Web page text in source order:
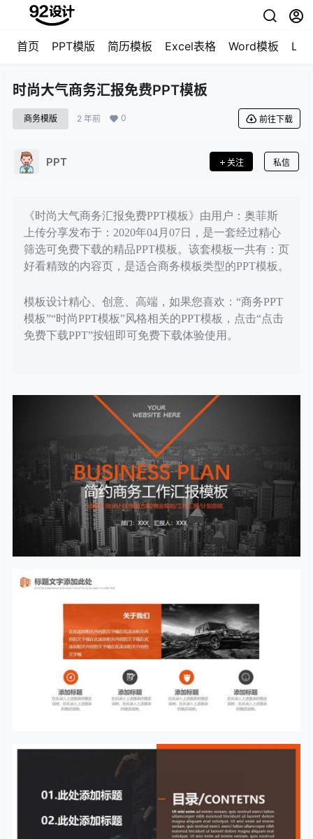
首页 PPT模版 简历模板 Excel表格 Word模板
时尚大气商务汇报免费PPT模板
商务模版 2 年前 0 前往下载
PPT 关注 私信
《时尚大气商务汇报免费PPT模板》由用户：奥菲斯
上传分享发布于：2020年04月07日，是一套经过精心
筛选可免费下载的精品PPT模板。该套模板一共有：页
好看精致的内容页，是适合商务模板类型的PPT模板。
模板设计精心、创意、高端，如果您喜欢：“商务PPT
模板”“时尚PPT模板”风格相关的PPT模板，点击“点击
免费下载PPT”按钮即可免费下载体验使用。